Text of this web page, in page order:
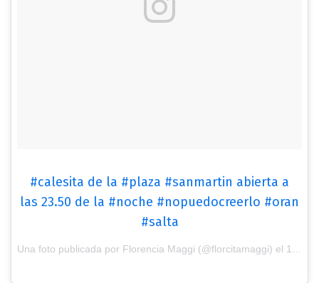
#calesita de la #plaza #sanmartin abierta a
las 23.50 de la #noche #nopuedocreerlo #oran
#salta
Una foto publicada por Florencia Maggi (@florcitamaggi) el 15 de Ago de 2016 a la(s) 7:52 PDT